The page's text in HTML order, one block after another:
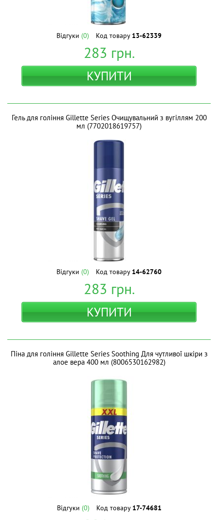
Відгуки (0) Код товару 13-62339
283 грн.
КУПИТИ
Гель для гоління Gillette Series Очищувальний з вугіллям 200
мл (7702018619757)
Відгуки (0) Код товару 14-62760
283 грн.
КУПИТИ
Піна для гоління Gillette Series Soothing Для чутливої шкіри з
алое вера 400 мл (8006530162982)
Відгуки (0) Код товару 17-74681